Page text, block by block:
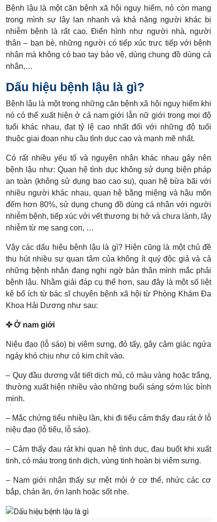
Bệnh lậu là một căn bệnh xã hội nguy hiểm, nó còn mang
trong mình sự lây lan nhanh và khả năng người khác bị
nhiễm bệnh là rất cao. Điển hình như người nhà, người
thân – bạn bè, những người có tiếp xúc trực tiếp với bệnh
nhân mà không có bao tay bảo vệ, dùng chung đồ dùng cá
nhân,…
Dấu hiệu bệnh lậu là gì?
Bệnh lậu là một trong những căn bệnh xã hội nguy hiểm khi
nó có thể xuất hiện ở cả nam giới lẫn nữ giới trong mọi độ
tuổi khác nhau, đạt tỷ lệ cao nhất đối với những độ tuổi
thuộc giai đoạn nhu cầu tình dục cao và mạnh mẽ nhất.
Có rất nhiều yếu tố và nguyên nhân khác nhau gây nên
bệnh lậu như: Quan hệ tình dục không sử dụng biện pháp
an toàn (không sử dụng bao cao su), quan hệ bừa bãi với
nhiều người khác nhau, quan hệ bằng miệng và hậu môn
đếm hơn 80%, sử dụng chung đồ dùng cá nhân với người
nhiễm bệnh, tiếp xúc với vết thương bị hở và chưa lành, lây
nhiễm từ mẹ sang con, …
Vậy các dấu hiệu bệnh lậu là gì? Hiện cũng là một chủ đề
thu hút nhiều sự quan tâm của không ít quý độc giả và cả
những bệnh nhân đang nghi ngờ bản thân mình mắc phải
bệnh lậu. Nhằm giải đáp cụ thể hơn, sau đây là một số liệt
kê bổ ích từ bác sĩ chuyên bệnh xã hội từ Phòng Khám Đa
Khoa Hải Dương như sau:
✜ Ở nam giới
Niệu đạo (lỗ sáo) bị viêm sưng, đỏ tấy, gây cảm giác ngứa
ngáy khó chịu như có kim chít vào.
– Quy đầu dương vật tiết dịch mủ, có màu vàng hoặc trắng,
thường xuất hiện nhiều vào những buổi sáng sớm lúc bình
minh.
– Mắc chứng tiểu nhiều lần, khi đi tiểu cảm thấy đau rát ở lỗ
niệu đạo (lỗ tiểu, lỗ sáo).
– Cảm thấy đau rát khi quan hệ tình dục, đau buốt khi xuất
tinh, có máu trong tinh dịch, vùng tinh hoàn bị viêm sưng.
– Nam giới nhận thấy sự mệt mỏi ở cơ thể, nhức các cơ
bắp, chán ăn, ớn lạnh hoặc sốt nhẹ.